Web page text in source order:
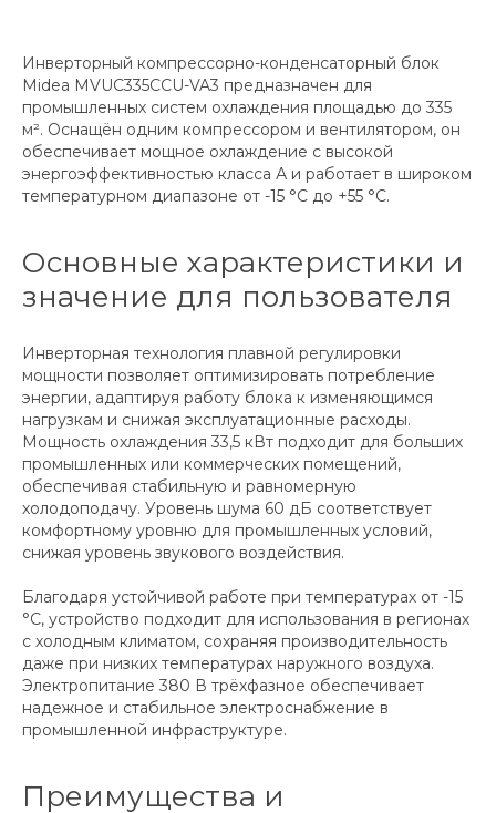
Инверторный компрессорно-конденсаторный блок
Midea MVUC335CCU-VA3 предназначен для
промышленных систем охлаждения площадью до 335
м². Оснащён одним компрессором и вентилятором, он
обеспечивает мощное охлаждение с высокой
энергоэффективностью класса А и работает в широком
температурном диапазоне от -15 °C до +55 °C.
Основные характеристики и
значение для пользователя
Инверторная технология плавной регулировки
мощности позволяет оптимизировать потребление
энергии, адаптируя работу блока к изменяющимся
нагрузкам и снижая эксплуатационные расходы.
Мощность охлаждения 33,5 кВт подходит для больших
промышленных или коммерческих помещений,
обеспечивая стабильную и равномерную
холодоподачу. Уровень шума 60 дБ соответствует
комфортному уровню для промышленных условий,
снижая уровень звукового воздействия.
Благодаря устойчивой работе при температурах от -15
°C, устройство подходит для использования в регионах
с холодным климатом, сохраняя производительность
даже при низких температурах наружного воздуха.
Электропитание 380 В трёхфазное обеспечивает
надежное и стабильное электроснабжение в
промышленной инфраструктуре.
Преимущества и